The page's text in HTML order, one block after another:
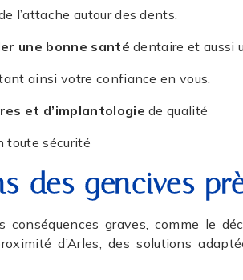
l’attache autour des dents.
une bonne santé dentaire et aussi
ainsi votre confiance en vous.
et d’implantologiede qualité
toute sécurité
des gencives
conséquences graves, comme le
d’Arles, des solutions